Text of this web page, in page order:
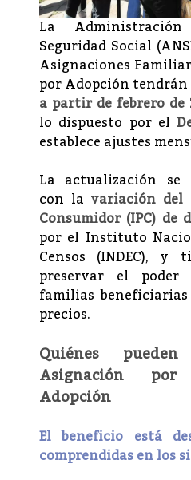
La
Seguridad Social
Asignaciones
por Adopción
a partir de febrero de
lo dispuesto por el
establece ajustes
La actualización se
con la variación del
Consumidor (IPC) de
por el Instituto
Censos (INDEC), y
preservar el
familias
precios.
Quiénes
Asignación
Adopción
El beneficio está
comprendidas en los